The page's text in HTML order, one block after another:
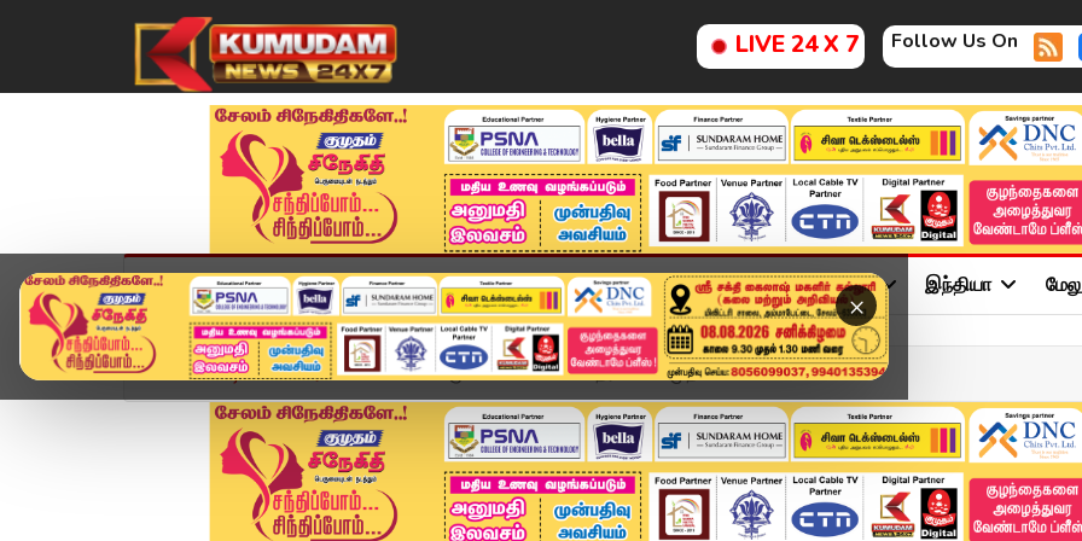
LIVE 24 X 7 Follow Us On
×
முகப்பு விளையாட்டு அண்மை தமிழ்நாடு சினிமா அரசியல் விளையாட்டு இந்தியா
Home வீடியோ ஸ்டோரி BREAKING: மூகாம்பிகை கோயில் தரிசனம்..! முதலமைச்...